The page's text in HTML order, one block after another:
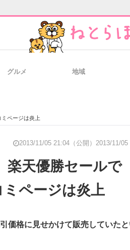
IT製品の技術・比較・事例
グルメ 地域
ページは炎上
2013/11/05 21:04（公開） 2013/11/05
天優勝セールで
ページは炎上
価格に見せかけて販売していた